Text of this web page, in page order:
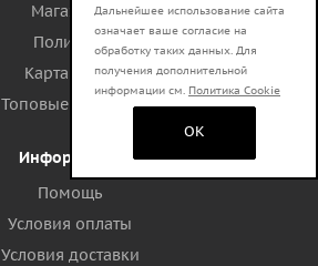
Магазины
Политика
Карта сайта
Топовые запросы
Информация
Помощь
Условия оплаты
Условия доставки
Дальнейшее использование сайта
означает ваше согласие на
обработку таких данных. Для
получения дополнительной
информации см. Политика Cookie
OK